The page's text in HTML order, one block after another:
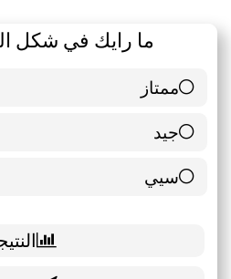
ما رايك في شكل
ممتاز
6 ( 85.71 % )
جيد
0 ( 0 % )
سيي
1 ( 14.29 % )